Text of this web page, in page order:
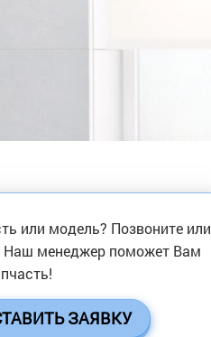
или модель? Позвоните или
Наш менеджер поможет Вам
ЗАЯВКУ